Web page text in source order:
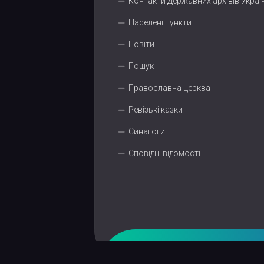
Населені пункти
Повіти
Пошук
Православна церква
Ревізькі казки
Синагоги
Сповідні відомості